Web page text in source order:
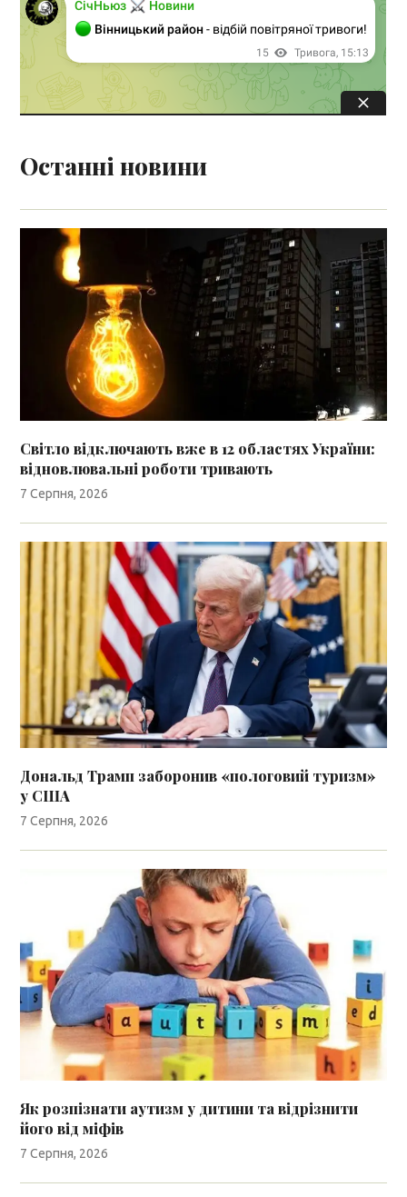
Останні новини
Світло відключають вже в 12 областях України:
відновлювальні роботи тривають
7 Серпня, 2026
Дональд Трамп заборонив «пологовий туризм»
у США
7 Серпня, 2026
Як розпізнати аутизм у дитини та відрізнити
його від міфів
7 Серпня, 2026